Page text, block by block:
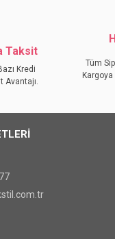
Taksit
Kredi
Avantajı.
Tüm